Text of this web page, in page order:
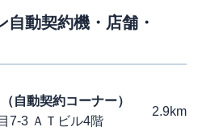
自動契約機・店舗・
自動契約コーナー）
7-3 ＡＴビル4階
2.9km